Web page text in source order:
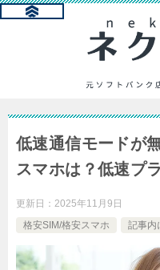
低速通信モードが
スマホは？低速プ
更新日： 2025年11月9日
格安SIM/格安スマホ
記事内